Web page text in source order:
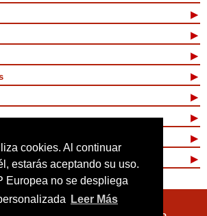
cookies. Al continuar
estarás aceptando su uso.
Europea no se despliega
Leer Más